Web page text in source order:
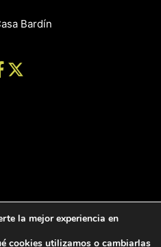
Bardín
de Informática de Diputación
la mejor experiencia en
cookies utilizamos o cambiarlas